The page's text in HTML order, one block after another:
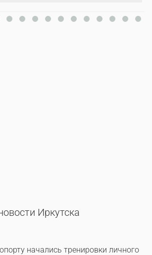
Иркутска
начались тренировки личного